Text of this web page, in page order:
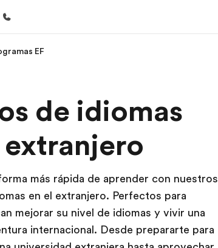
a EF Ver todo lo que hacemos
EF
de idiomas
extranjero
más rápida de aprender con nuestros
en el extranjero. Perfectos para
mejorar su nivel de idiomas y vivir una
internacional. Desde prepararte para